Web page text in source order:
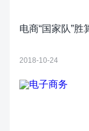
电商“国家队”
2018-10-24